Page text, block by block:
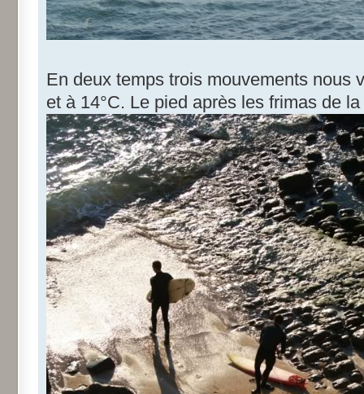
En deux temps trois mouvements nous
et à 14°C. Le pied après les frimas de